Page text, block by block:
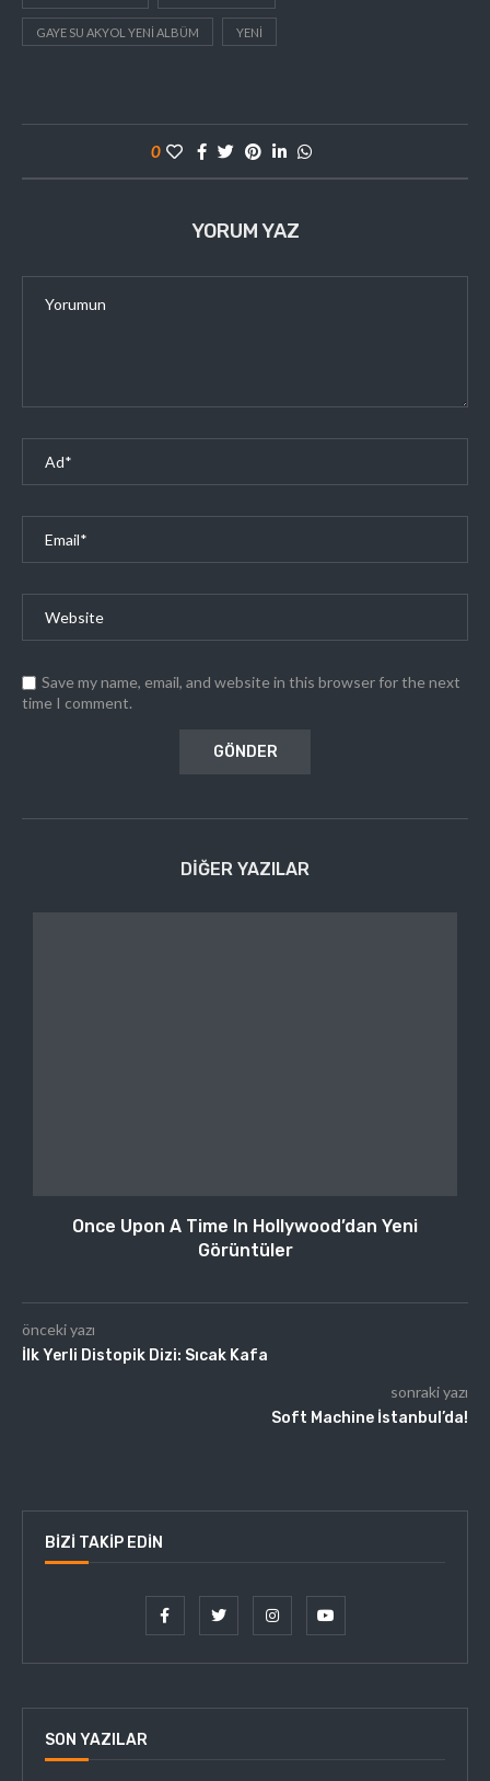
GAYE SU AKYOL YENI ALBÜM YENI
0
YORUM YAZ
Save my name, email, and website in this browser for the next
time I comment.
DIĞER YAZILAR
Once Upon A Time In Hollywood’dan Yeni
Görüntüler
önceki yazı
İlk Yerli Distopik Dizi: Sıcak Kafa
sonraki yazı
Soft Machine İstanbul’da!
BIZI TAKIP EDIN
SON YAZILAR